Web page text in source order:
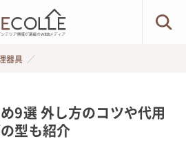
器具
9選 外し方のコツや代用
型も紹介